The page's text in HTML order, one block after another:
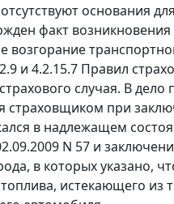
основания
факт
возгорание
и 4.2.15.7 Правил
случая. В дело
при
в надлежащем
N 57 и
в которых указано,
истекающего из